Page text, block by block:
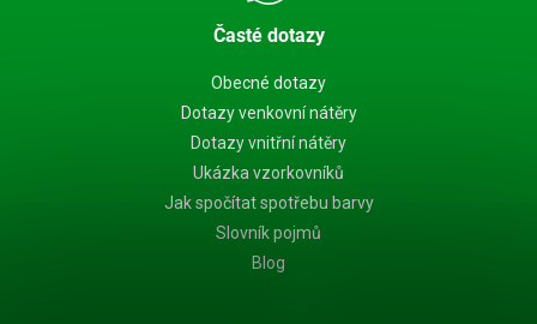
Časté dotazy
Obecné dotazy
Dotazy venkovní nátěry
Dotazy vnitřní nátěry
Ukázka vzorkovníků
Jak spočítat spotřebu barvy
Slovník pojmů
Blog